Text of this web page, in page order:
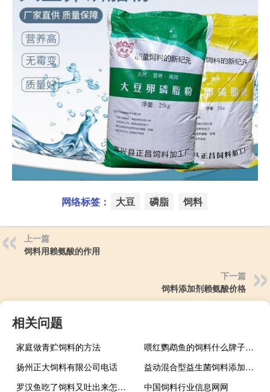
网络标签： 大豆 磷脂 饲料
上一篇
饲料用赖氨酸的作用
下一篇
饲料添加剂赖氨酸价格
相关问题
家庭做青贮饲料的方法
喂红鹦鹉鱼的饲料什么牌子的好
扬州正大饲料有限公司电话
益动混合型益生菌饲料添加剂作用
罗汉鱼吃了饲料又吐出来怎么办
中国饲料行业信息网网